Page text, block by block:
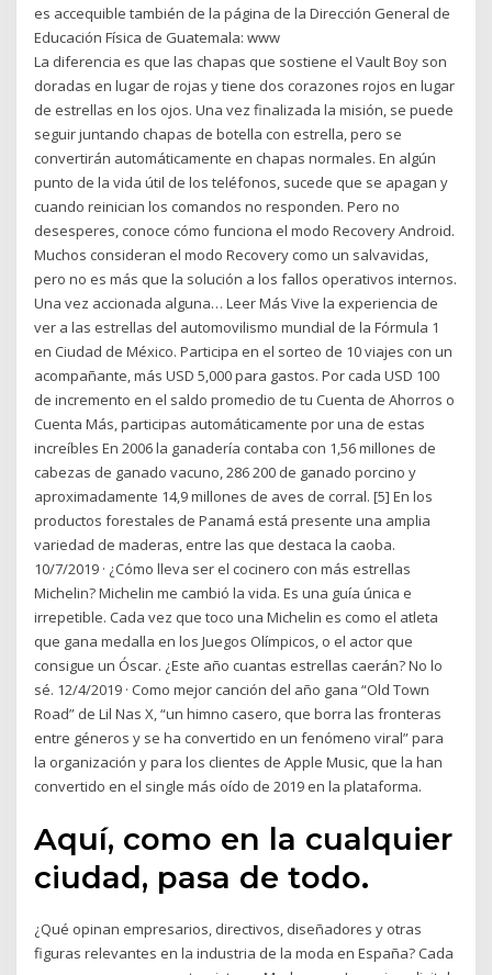
es accequible también de la página de la Dirección General de
Educación Física de Guatemala: www
La diferencia es que las chapas que sostiene el Vault Boy son
doradas en lugar de rojas y tiene dos corazones rojos en lugar
de estrellas en los ojos. Una vez finalizada la misión, se puede
seguir juntando chapas de botella con estrella, pero se
convertirán automáticamente en chapas normales. En algún
punto de la vida útil de los teléfonos, sucede que se apagan y
cuando reinician los comandos no responden. Pero no
desesperes, conoce cómo funciona el modo Recovery Android.
Muchos consideran el modo Recovery como un salvavidas,
pero no es más que la solución a los fallos operativos internos.
Una vez accionada alguna… Leer Más Vive la experiencia de
ver a las estrellas del automovilismo mundial de la Fórmula 1
en Ciudad de México. Participa en el sorteo de 10 viajes con un
acompañante, más USD 5,000 para gastos. Por cada USD 100
de incremento en el saldo promedio de tu Cuenta de Ahorros o
Cuenta Más, participas automáticamente por una de estas
increíbles En 2006 la ganadería contaba con 1,56 millones de
cabezas de ganado vacuno, 286 200 de ganado porcino y
aproximadamente 14,9 millones de aves de corral. [5] En los
productos forestales de Panamá está presente una amplia
variedad de maderas, entre las que destaca la caoba.
10/7/2019 · ¿Cómo lleva ser el cocinero con más estrellas
Michelin? Michelin me cambió la vida. Es una guía única e
irrepetible. Cada vez que toco una Michelin es como el atleta
que gana medalla en los Juegos Olímpicos, o el actor que
consigue un Óscar. ¿Este año cuantas estrellas caerán? No lo
sé. 12/4/2019 · Como mejor canción del año gana “Old Town
Road” de Lil Nas X, “un himno casero, que borra las fronteras
entre géneros y se ha convertido en un fenómeno viral” para
la organización y para los clientes de Apple Music, que la han
convertido en el single más oído de 2019 en la plataforma.
Aquí, como en la cualquier
ciudad, pasa de todo.
¿Qué opinan empresarios, directivos, diseñadores y otras
figuras relevantes en la industria de la moda en España? Cada